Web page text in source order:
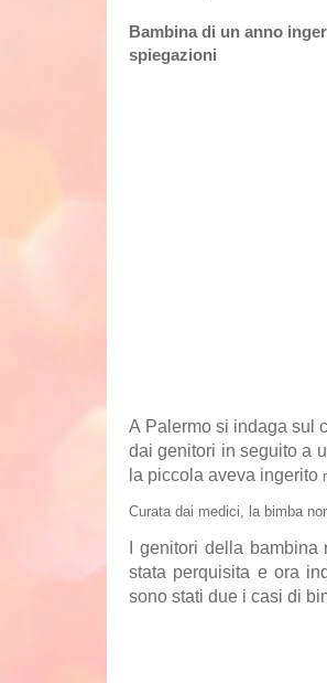
Bambina di un anno
spiegazioni
A Palermo si indaga sul
dai genitori in seguito a
la piccola aveva ingerito
Curata dai medici, la bimba
I genitori della
stata perquisita e ora
sono stati due i casi di